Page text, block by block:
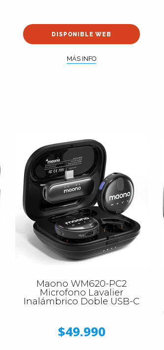
DISPONIBLE WEB
MÁS INFO
Maono WM620-PC2
Microfono Lavalier
Inalámbrico Doble USB-C
$49.990